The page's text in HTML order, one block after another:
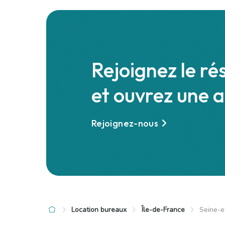
210.00 m²
Rejoignez le
et ouvrez une
Rejoignez-nous
Location bureaux Île-de-France Seine-